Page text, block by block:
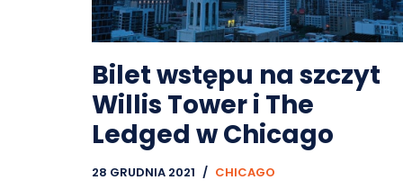
Bilet wstępu na szczyt
Willis Tower i The
Ledged w Chicago
28 GRUDNIA 2021 CHICAGO